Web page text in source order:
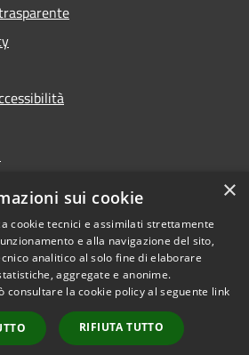
Dichiarazione di
accessibilità• Copyright ©
2021 • Comune di Mirano
• Powered by
Municipium•
Accesso
×
sui cookie
cookie tecnici e assimilati strettamente
e alla navigazione del sito,
analitico al solo fine di elaborare
aggregate e anonime.
consultare la cookie policy al seguente link
RIFIUTA TUTTO